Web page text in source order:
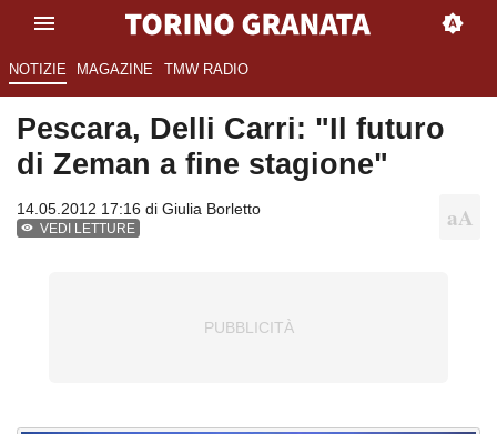
NOTIZIE MAGAZINE TMW RADIO
Pescara, Delli Carri: "Il futuro
di Zeman a fine stagione"
14.05.2012 17:16 di Giulia Borletto
VEDI LETTURE